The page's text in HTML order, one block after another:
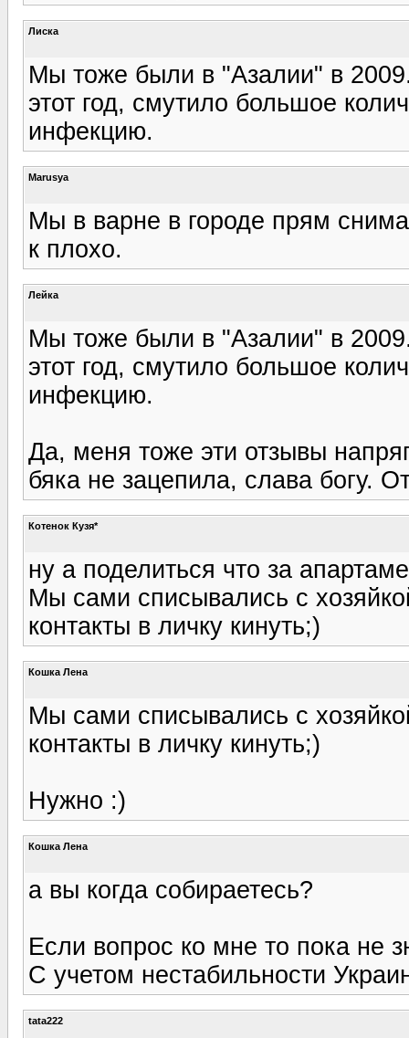
Лиска
Мы тоже были в "Азалии" в
этот год, смутило большое
инфекцию.
Marusya
Мы в варне в городе прям
к плохо.
Лейка
Мы тоже были в "Азалии" в
этот год, смутило большое
инфекцию.
Да, меня тоже эти отзывы
бяка не зацепила, слава богу.
Котенок Кузя*
ну а поделиться что за
Мы сами списывались с
контакты в личку кинуть;)
Кошка Лена
Мы сами списывались с
контакты в личку кинуть;)
Нужно :)
Кошка Лена
а вы когда собираетесь?
Если вопрос ко мне то пока не
С учетом нестабильности
tata222